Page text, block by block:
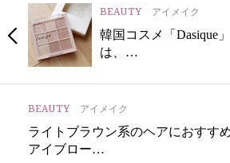
BEAUTY アイメイク
韓国コスメ「Dasique
は、…
BEAUTY アイメイク
ライトブラウン系のヘアにおすすめ
アイブロー…